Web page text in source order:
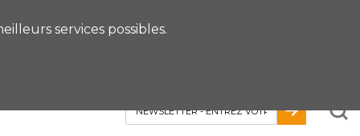
RDV AVEC UN EXPERT
services possibles.